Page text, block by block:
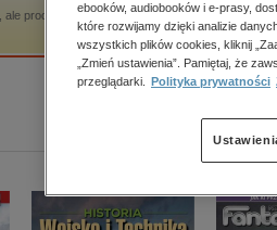
gospodarka
inne
popularno-
historia
zdrowie
religie
produkt „Ciosy słonia” nie jest dostępny.
ebooków, audiobooków i e-prasy,
które rozwijamy dzięki analizie
wszystkich plików cookies, kliknij
„Zmień ustawienia”. Pamiętaj, że
przeglądarki.
Polityka prywatności